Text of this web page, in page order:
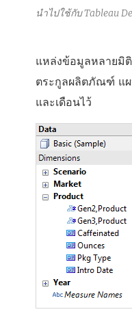
นำไปใช้กับ Tableau
แหล่งข้อมูลหลายมิ
ตระกูลผลิตภัณฑ์ แ
และเดือนไว้